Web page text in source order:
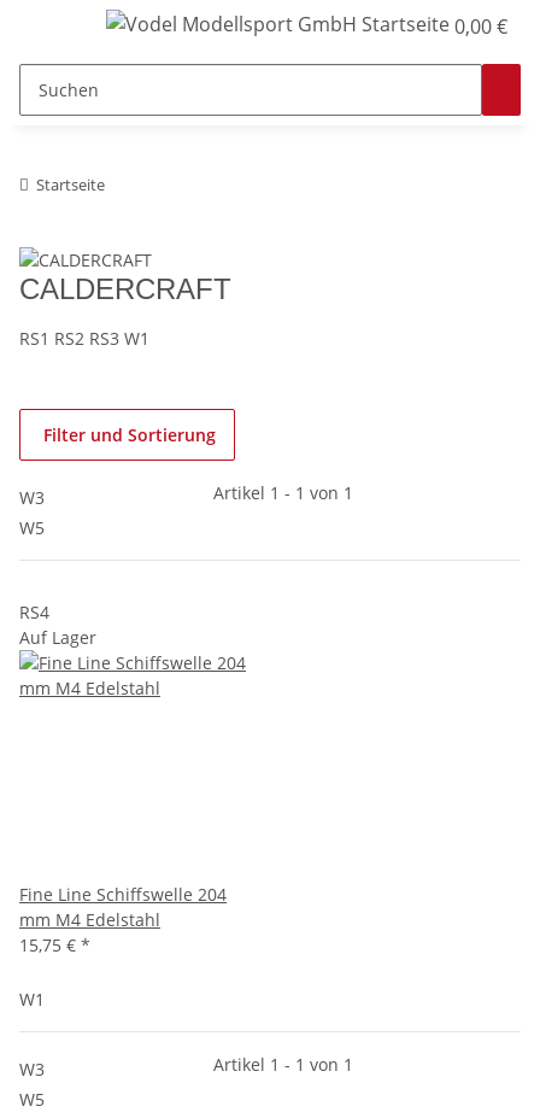
0,00 €
Startseite
CALDERCRAFT
RS1 RS2 RS3 W1
Filter und Sortierung
W3
Artikel 1 - 1 von 1
W5
RS4
Auf Lager
Fine Line Schiffswelle 204
mm M4 Edelstahl
15,75 € *
W1
W3
Artikel 1 - 1 von 1
W5